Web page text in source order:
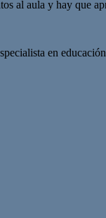
al aula y hay que
en